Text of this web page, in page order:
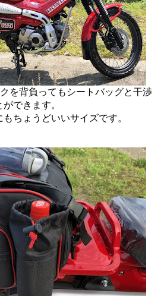
を背負ってもシートバッグと干渉
できます。
ちょうどいいサイズです。